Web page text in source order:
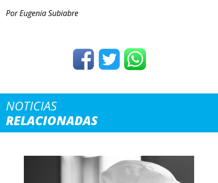
Por Eugenia Subiabre
NOTICIAS
RELACIONADAS